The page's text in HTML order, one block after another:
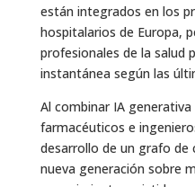
están integrados en los
hospitalarios de Europa,
profesionales de la salud
instantánea según las
Al combinar IA
farmacéuticos e
desarrollo de un grafo
nueva generación sobre